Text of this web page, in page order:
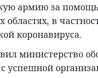
армию за
областях, в
коронавируса.
министерство
успешной